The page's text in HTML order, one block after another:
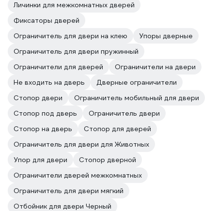
Личинки для межкомнатных дверей
Фиксаторы дверей
Ограничитель для двери на клею
Упоры дверные
Ограничитель для двери пружинный
Ограничители для дверей
Ограничители на двери
Не входить на дверь
Дверные ограничители
Стопор двери
Ограничитель мобильный для двери
Стопор под дверь
Ограничитель двери
Стопор на дверь
Стопор для дверей
Ограничитель для двери для Животных
Упор для двери
Стопор дверной
Ограничители дверей межкомнатных
Ограничитель для двери мягкий
Отбойник для двери Черный